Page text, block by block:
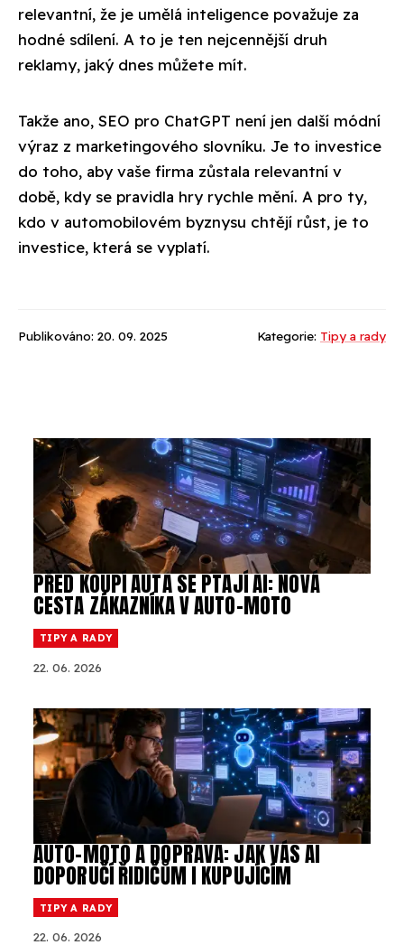
relevantní, že je umělá inteligence považuje za
hodné sdílení. A to je ten nejcennější druh
reklamy, jaký dnes můžete mít.
Takže ano, SEO pro ChatGPT není jen další módní
výraz z marketingového slovníku. Je to investice
do toho, aby vaše firma zůstala relevantní v
době, kdy se pravidla hry rychle mění. A pro ty,
kdo v automobilovém byznysu chtějí růst, je to
investice, která se vyplatí.
Publikováno: 20. 09. 2025 Kategorie: Tipy a rady
PŘED KOUPÍ AUTA SE PTAJÍ AI: NOVÁ
CESTA ZÁKAZNÍKA V AUTO-MOTO
TIPY A RADY
22. 06. 2026
AUTO-MOTO A DOPRAVA: JAK VÁS AI
DOPORUČÍ ŘIDIČŮM I KUPUJÍCÍM
TIPY A RADY
22. 06. 2026